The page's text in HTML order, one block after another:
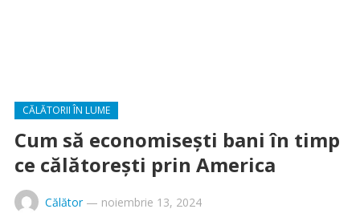
CĂLĂTORII ÎN LUME
Cum să economisești bani în timp
ce călătorești prin America
Călător— noiembrie 13, 2024